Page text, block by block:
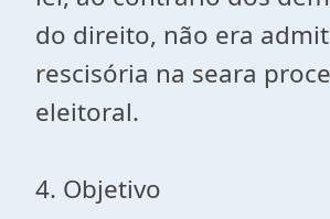
do direito, não era
rescisória na seara
eleitoral.
4. Objetivo